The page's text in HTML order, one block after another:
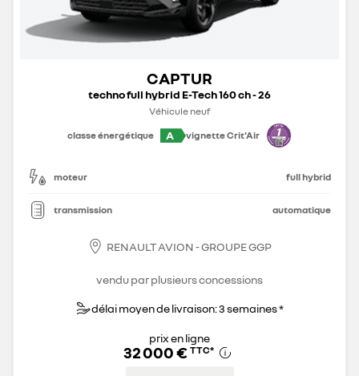
CAPTUR
techno full hybrid E-Tech 160 ch - 26
Véhicule neuf
classe énergétique
A vignette Crit'Air
moteur full hybrid
transmission automatique
RENAULT AVION - GROUPE GGP
vendu par plusieurs concessions
délai moyen de livraison: 3 semaines *
prix en ligne
32 000 € TTC*